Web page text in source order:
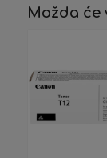
Možda će